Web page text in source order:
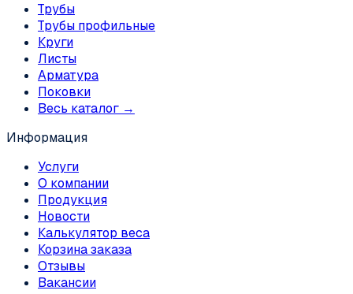
Трубы
Трубы профильные
Круги
Листы
Арматура
Поковки
Весь каталог →
Информация
Услуги
О компании
Продукция
Новости
Калькулятор веса
Корзина заказа
Отзывы
Вакансии